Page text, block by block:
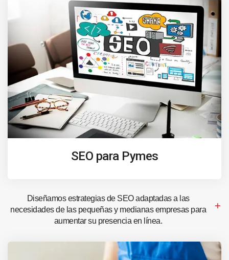
SEO para Pymes
Diseñamos estrategias de SEO adaptadas a las
necesidades de las pequeñas y medianas empresas para
aumentar su presencia en línea.